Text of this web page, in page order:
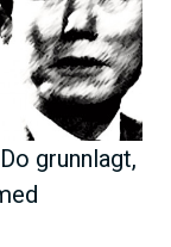
grunnlagt,